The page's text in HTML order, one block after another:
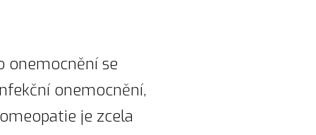
onemocnění se
onemocnění,
je zcela